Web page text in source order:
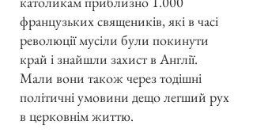
французьких священиків, які в часі
революції мусіли були покинути
край і знайшли захист в Англії.
Мали вони також через тодішні
політичні умовини дещо легший рух
в церковнім життю.